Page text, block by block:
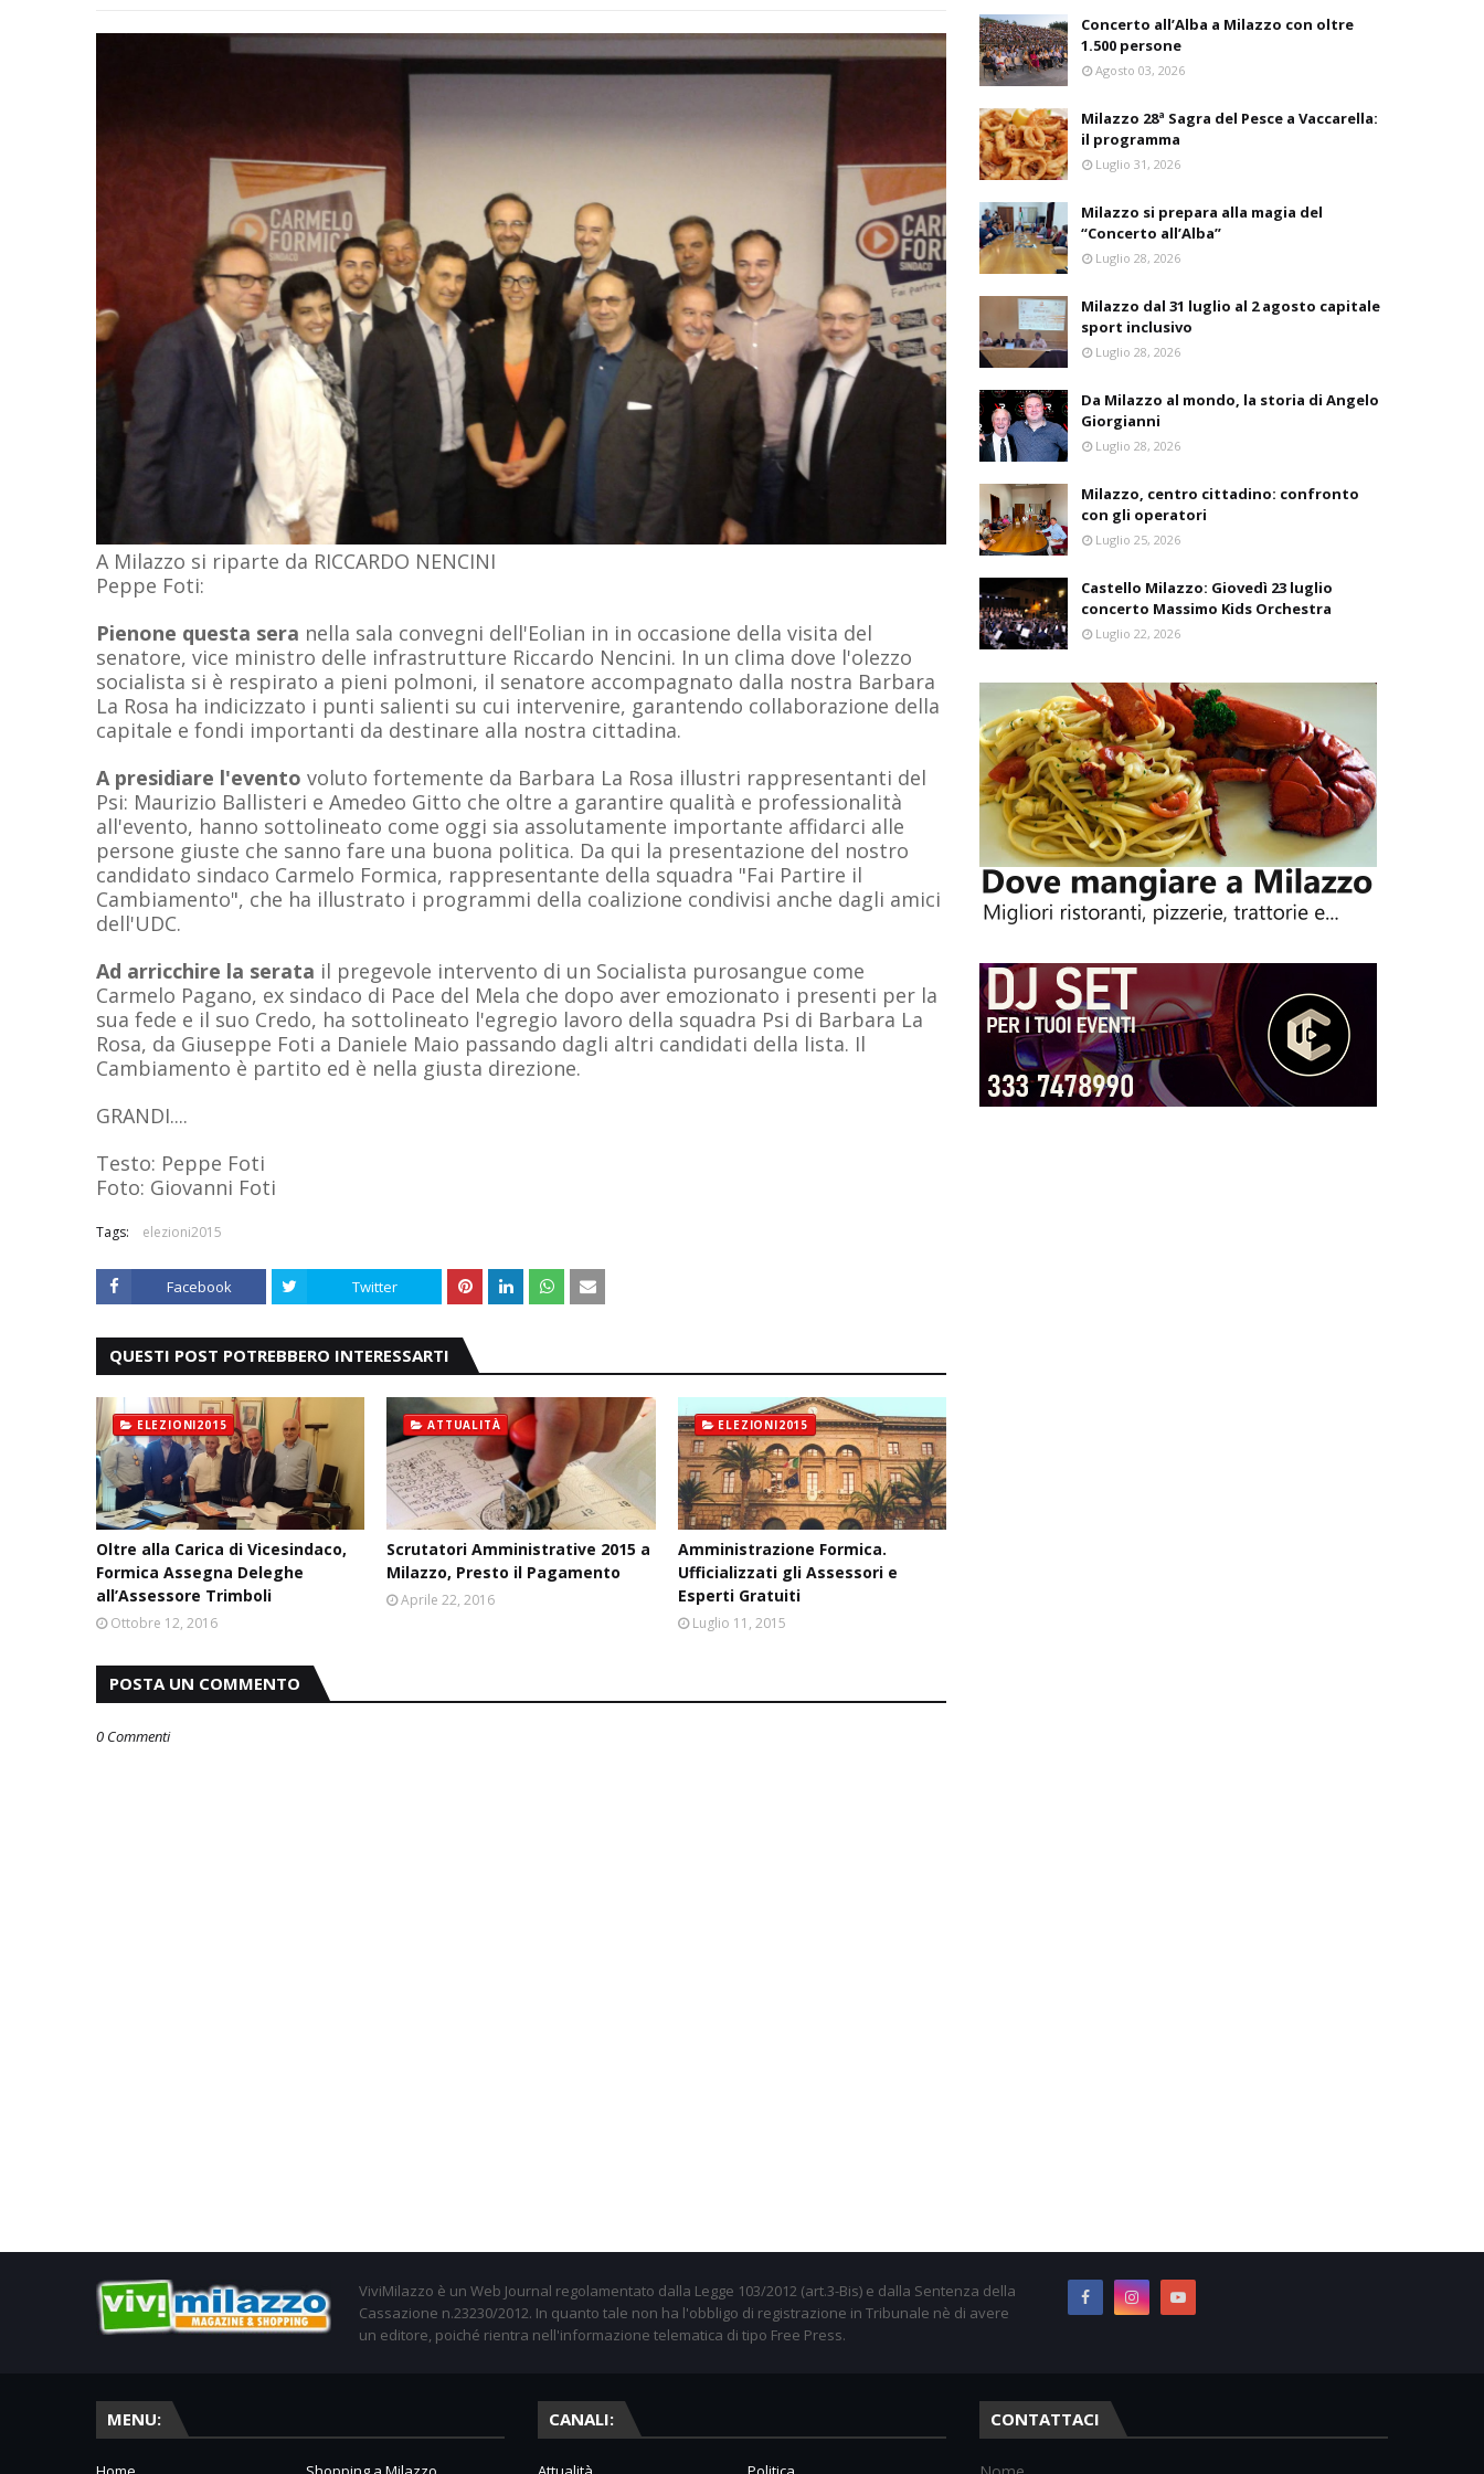
A Milazzo si riparte da RICCARDO NENCINI
Peppe Foti:
Pienone questa sera nella sala convegni dell'Eolian in in occasione della visita del
senatore, vice ministro delle infrastrutture Riccardo Nencini. In un clima dove l'olezzo
socialista si è respirato a pieni polmoni, il senatore accompagnato dalla nostra Barbara
La Rosa ha indicizzato i punti salienti su cui intervenire, garantendo collaborazione della
capitale e fondi importanti da destinare alla nostra cittadina.
A presidiare l'evento voluto fortemente da Barbara La Rosa illustri rappresentanti del
Psi: Maurizio Ballisteri e Amedeo Gitto che oltre a garantire qualità e professionalità
all'evento, hanno sottolineato come oggi sia assolutamente importante affidarci alle
persone giuste che sanno fare una buona politica. Da qui la presentazione del nostro
candidato sindaco Carmelo Formica, rappresentante della squadra "Fai Partire il
Cambiamento", che ha illustrato i programmi della coalizione condivisi anche dagli amici
dell'UDC.
Ad arricchire la serata il pregevole intervento di un Socialista purosangue come
Carmelo Pagano, ex sindaco di Pace del Mela che dopo aver emozionato i presenti per la
sua fede e il suo Credo, ha sottolineato l'egregio lavoro della squadra Psi di Barbara La
Rosa, da Giuseppe Foti a Daniele Maio passando dagli altri candidati della lista. Il
Cambiamento è partito ed è nella giusta direzione.
GRANDI....
Testo: Peppe Foti
Foto: Giovanni Foti
Tags: elezioni2015
Facebook Twitter
QUESTI POST POTREBBERO INTERESSARTI
ELEZIONI2015
Oltre alla Carica di Vicesindaco,
Formica Assegna Deleghe
all’Assessore Trimboli
Ottobre 12, 2016
ATTUALITÀ
Scrutatori Amministrative 2015 a
Milazzo, Presto il Pagamento
Aprile 22, 2016
ELEZIONI2015
Amministrazione Formica.
Ufficializzati gli Assessori e
Esperti Gratuiti
Luglio 11, 2015
POSTA UN COMMENTO
0 Commenti
Concerto all’Alba a Milazzo con oltre
1.500 persone
Agosto 03, 2026
Milazzo 28ª Sagra del Pesce a Vaccarella:
il programma
Luglio 31, 2026
Milazzo si prepara alla magia del
“Concerto all’Alba”
Luglio 28, 2026
Milazzo dal 31 luglio al 2 agosto capitale
sport inclusivo
Luglio 28, 2026
Da Milazzo al mondo, la storia di Angelo
Giorgianni
Luglio 28, 2026
Milazzo, centro cittadino: confronto
con gli operatori
Luglio 25, 2026
Castello Milazzo: Giovedì 23 luglio
concerto Massimo Kids Orchestra
Luglio 22, 2026
ViviMilazzo è un Web Journal regolamentato dalla Legge 103/2012 (art.3-Bis) e dalla Sentenza della
Cassazione n.23230/2012. In quanto tale non ha l'obbligo di registrazione in Tribunale nè di avere
un editore, poiché rientra nell'informazione telematica di tipo Free Press.
MENU: CANALI: CONTATTACI